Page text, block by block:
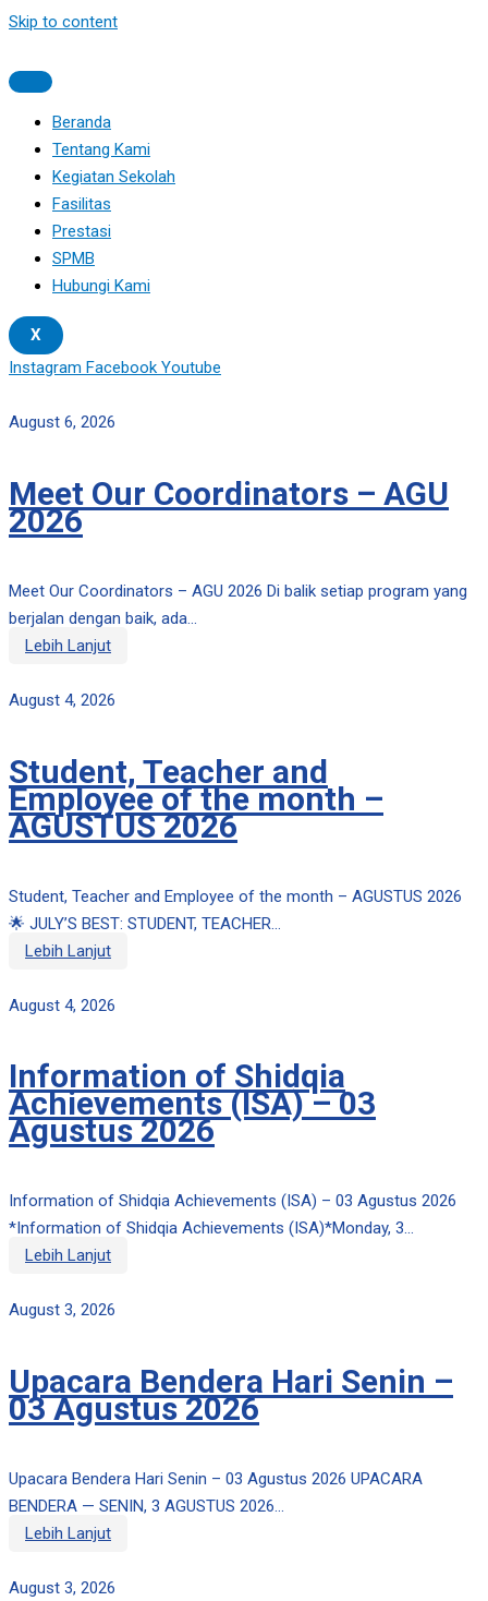
Skip to content
Beranda
Tentang Kami
Kegiatan Sekolah
Fasilitas
Prestasi
SPMB
Hubungi Kami
X
Instagram Facebook Youtube
August 6, 2026
Meet Our Coordinators – AGU
2026
Meet Our Coordinators – AGU 2026 Di balik setiap program yang
berjalan dengan baik, ada...
Lebih Lanjut
August 4, 2026
Student, Teacher and
Employee of the month –
AGUSTUS 2026
Student, Teacher and Employee of the month – AGUSTUS 2026
🌟 JULY’S BEST: STUDENT, TEACHER...
Lebih Lanjut
August 4, 2026
Information of Shidqia
Achievements (ISA) – 03
Agustus 2026
Information of Shidqia Achievements (ISA) – 03 Agustus 2026
*Information of Shidqia Achievements (ISA)*Monday, 3...
Lebih Lanjut
August 3, 2026
Upacara Bendera Hari Senin –
03 Agustus 2026
Upacara Bendera Hari Senin – 03 Agustus 2026 UPACARA
BENDERA — SENIN, 3 AGUSTUS 2026...
Lebih Lanjut
August 3, 2026